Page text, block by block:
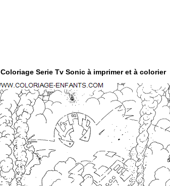
Coloriage Serie Tv Sonic à imprimer et à colorier